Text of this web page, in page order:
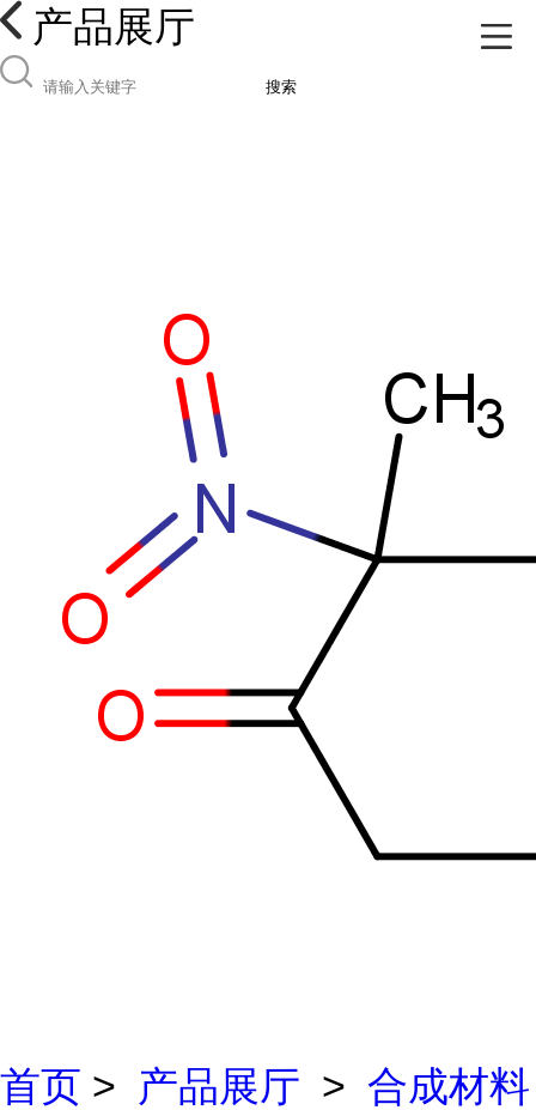
产品展厅
搜索
首页 > 产品展厅 > 合成材料